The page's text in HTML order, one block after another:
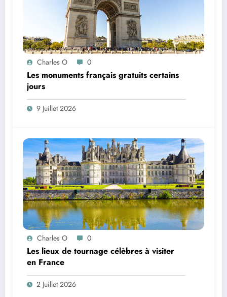
Charles O 0
Les monuments français gratuits certains
jours
9 Juillet 2026
Charles O 0
Les lieux de tournage célèbres à visiter
en France
2 Juillet 2026